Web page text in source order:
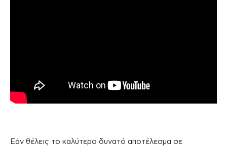
Εάν θέλεις το καλύτερο δυνατό αποτέλεσμα σε